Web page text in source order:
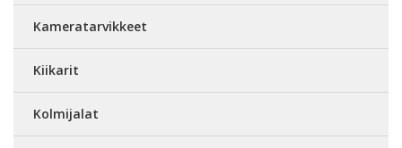
Kameratarvikkeet
Kiikarit
Kolmijalat